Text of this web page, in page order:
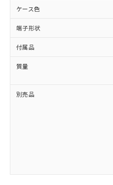
ケース色
端子形状
付属品
質量
別売品
在庫状況および
事前の承諾なく
示しないようお
マイパーツ機能
ビス）をご利
メンバーズにご
お客様が当ウェ
登録された部品
および当社の共
品・サービスに
引・商談に必要
※当社の共同利
用者の範囲」に
※3 非含有証明書
下記の非含有証明書
EU RoHS指令（10物
51物質の非含有証明
※本証明書は発行日
るもので、過去に遡
「ｅ」：有害物質（
準値以下であること
質が外部に漏えいし
「－」：未確認です
当社は、貴社製
該第三者に通知
販売先および販
法に輸出するお
機器販売店
受注生産機
情報を公開